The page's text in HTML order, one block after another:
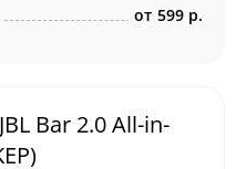
от 599 р.
Bar 2.0 All-in-